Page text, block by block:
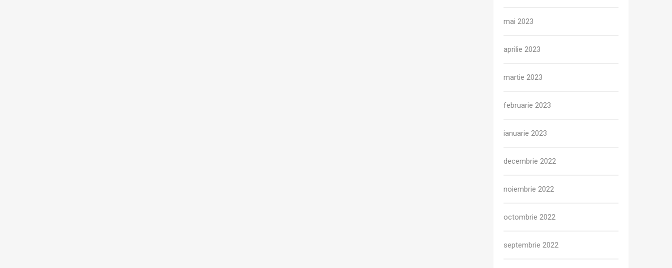
mai 2023
aprilie 2023
martie 2023
februarie 2023
ianuarie 2023
decembrie 2022
noiembrie 2022
octombrie 2022
septembrie 2022